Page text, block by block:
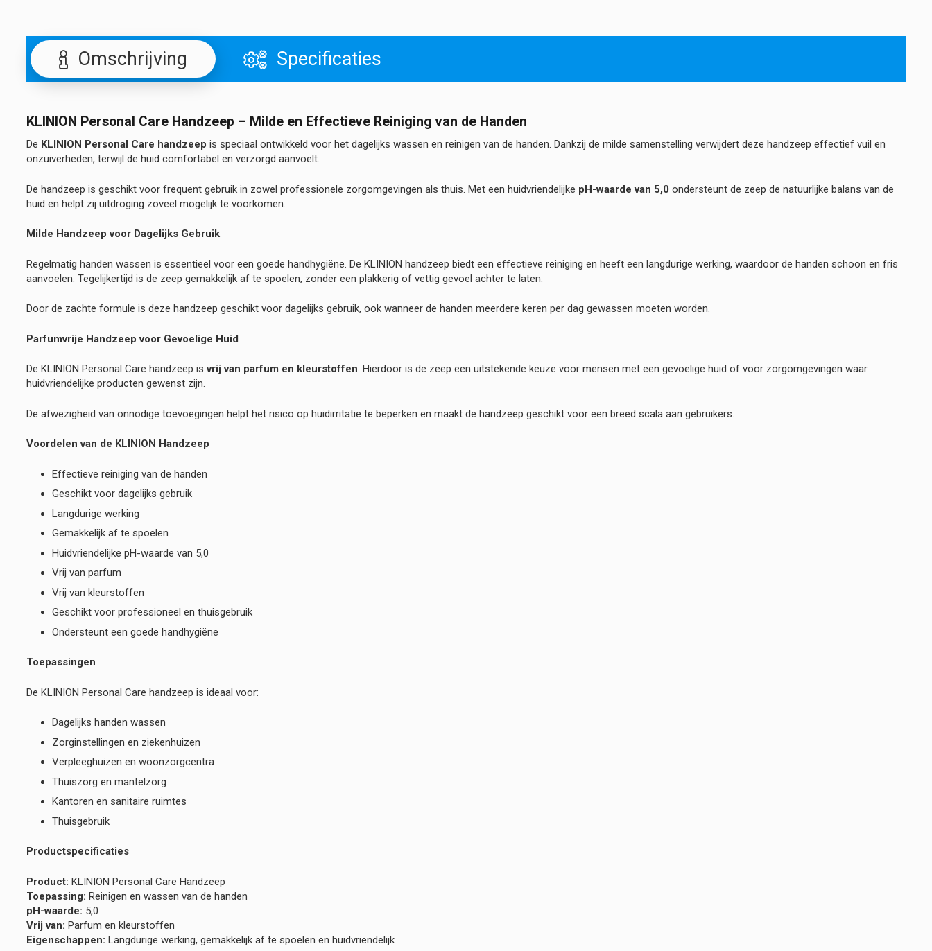
Omschrijving Specificaties
KLINION Personal Care Handzeep – Milde en Effectieve Reiniging van de Handen
De KLINION Personal Care handzeep is speciaal ontwikkeld voor het dagelijks wassen en reinigen van de handen. Dankzij de milde samenstelling verwijdert deze handzeep effectief vuil en
onzuiverheden, terwijl de huid comfortabel en verzorgd aanvoelt.
De handzeep is geschikt voor frequent gebruik in zowel professionele zorgomgevingen als thuis. Met een huidvriendelijke pH-waarde van 5,0 ondersteunt de zeep de natuurlijke balans van de
huid en helpt zij uitdroging zoveel mogelijk te voorkomen.
Milde Handzeep voor Dagelijks Gebruik
Regelmatig handen wassen is essentieel voor een goede handhygiëne. De KLINION handzeep biedt een effectieve reiniging en heeft een langdurige werking, waardoor de handen schoon en fris
aanvoelen. Tegelijkertijd is de zeep gemakkelijk af te spoelen, zonder een plakkerig of vettig gevoel achter te laten.
Door de zachte formule is deze handzeep geschikt voor dagelijks gebruik, ook wanneer de handen meerdere keren per dag gewassen moeten worden.
Parfumvrije Handzeep voor Gevoelige Huid
De KLINION Personal Care handzeep isvrij van parfum en kleurstoffen. Hierdoor is de zeep een uitstekende keuze voor mensen met een gevoelige huid of voor zorgomgevingen waar
huidvriendelijke producten gewenst zijn.
De afwezigheid van onnodige toevoegingen helpt het risico op huidirritatie te beperken en maakt de handzeep geschikt voor een breed scala aan gebruikers.
Voordelen van de KLINION Handzeep
Effectieve reiniging van de handen
Geschikt voor dagelijks gebruik
Langdurige werking
Gemakkelijk af te spoelen
Huidvriendelijke pH-waarde van 5,0
Vrij van parfum
Vrij van kleurstoffen
Geschikt voor professioneel en thuisgebruik
Ondersteunt een goede handhygiëne
Toepassingen
De KLINION Personal Care handzeep is ideaal voor:
Dagelijks handen wassen
Zorginstellingen en ziekenhuizen
Verpleeghuizen en woonzorgcentra
Thuiszorg en mantelzorg
Kantoren en sanitaire ruimtes
Thuisgebruik
Productspecificaties
Product: KLINION Personal Care Handzeep
Toepassing: Reinigen en wassen van de handen
pH-waarde: 5,0
Vrij van: Parfum en kleurstoffen
Eigenschappen: Langdurige werking, gemakkelijk af te spoelen en huidvriendelijk